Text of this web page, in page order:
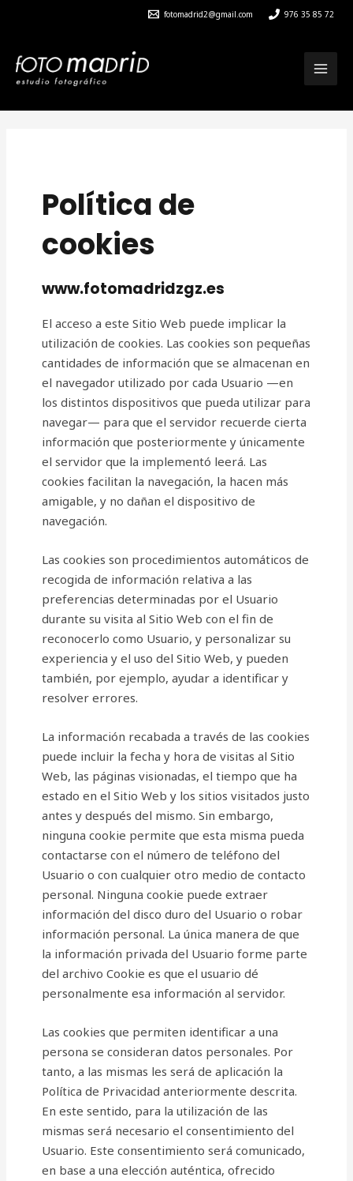
fotomadrid2@gmail.com 976 35 85 72
Política de
cookies
www.fotomadridzgz.es
El acceso a este Sitio Web puede implicar la
utilización de cookies. Las cookies son pequeñas
cantidades de información que se almacenan en
el navegador utilizado por cada Usuario —en
los distintos dispositivos que pueda utilizar para
navegar— para que el servidor recuerde cierta
información que posteriormente y únicamente
el servidor que la implementó leerá. Las
cookies facilitan la navegación, la hacen más
amigable, y no dañan el dispositivo de
navegación.
Las cookies son procedimientos automáticos de
recogida de información relativa a las
preferencias determinadas por el Usuario
durante su visita al Sitio Web con el fin de
reconocerlo como Usuario, y personalizar su
experiencia y el uso del Sitio Web, y pueden
también, por ejemplo, ayudar a identificar y
resolver errores.
La información recabada a través de las cookies
puede incluir la fecha y hora de visitas al Sitio
Web, las páginas visionadas, el tiempo que ha
estado en el Sitio Web y los sitios visitados justo
antes y después del mismo. Sin embargo,
ninguna cookie permite que esta misma pueda
contactarse con el número de teléfono del
Usuario o con cualquier otro medio de contacto
personal. Ninguna cookie puede extraer
información del disco duro del Usuario o robar
información personal. La única manera de que
la información privada del Usuario forme parte
del archivo Cookie es que el usuario dé
personalmente esa información al servidor.
Las cookies que permiten identificar a una
persona se consideran datos personales. Por
tanto, a las mismas les será de aplicación la
Política de Privacidad anteriormente descrita.
En este sentido, para la utilización de las
mismas será necesario el consentimiento del
Usuario. Este consentimiento será comunicado,
en base a una elección auténtica, ofrecido